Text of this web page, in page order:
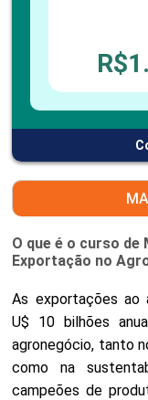
O que é o curso de
Exportação no
As exportações ao
U$ 10 bilhões
agronegócio, tanto
como na
campeões de